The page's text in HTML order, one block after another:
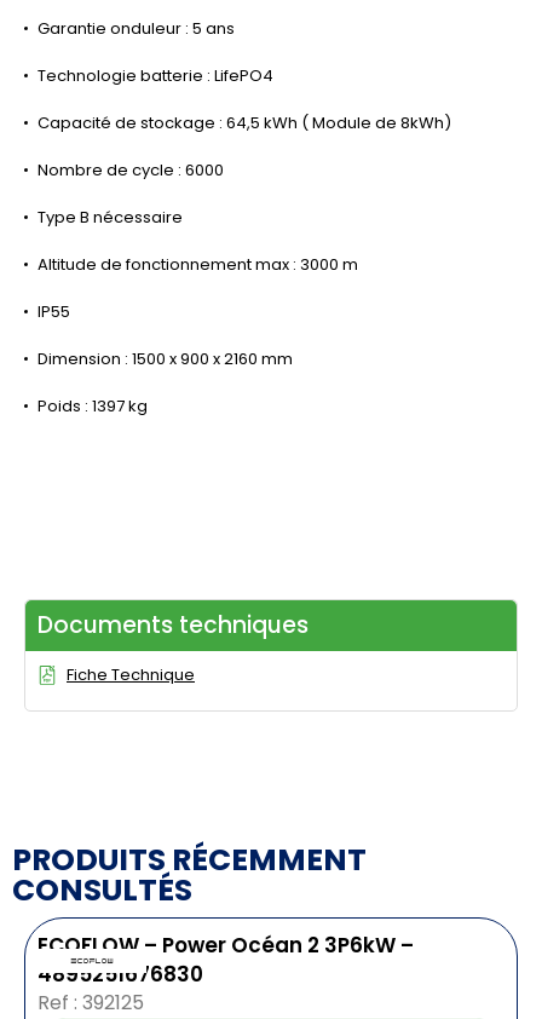
Garantie onduleur : 5 ans
Technologie batterie : LifePO4
Capacité de stockage : 64,5 kWh ( Module de 8kWh)
Nombre de cycle : 6000
Type B nécessaire
Altitude de fonctionnement max : 3000 m
IP55
Dimension : 1500 x 900 x 2160 mm
Poids : 1397 kg
Documents techniques
Fiche Technique
PRODUITS RÉCEMMENT
CONSULTÉS
ECOFLOW – Power Océan 2 3P6kW –
4895251676830
Ref : 392125